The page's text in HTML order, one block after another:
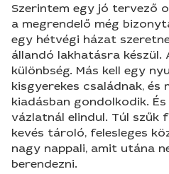
Szerintem egy jó tervező
a megrendelő még
egy hétvégi házat
állandó lakhatásra
különbség. Más kell egy
kisgyerekes családnak, és
kiadásban gondolkodik.
vázlatnál elindul. Túl szűk
kevés tároló, felesleges
nagy nappali, amit utána
berendezni.